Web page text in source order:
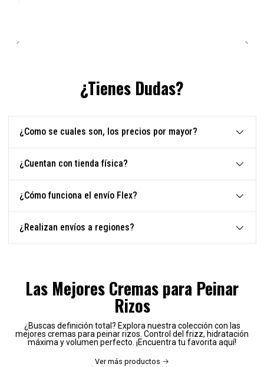
¿Tienes Dudas?
¿Como se cuales son, los precios por mayor?
¿Cuentan con tienda física?
¿Cómo funciona el envío Flex?
¿Realizan envíos a regiones?
Las Mejores Cremas para Peinar
Rizos
¿Buscas definición total? Explora nuestra colección con las
mejores cremas para peinar rizos. Control del frizz, hidratación
máxima y volumen perfecto. ¡Encuentra tu favorita aquí!
Ver más productos